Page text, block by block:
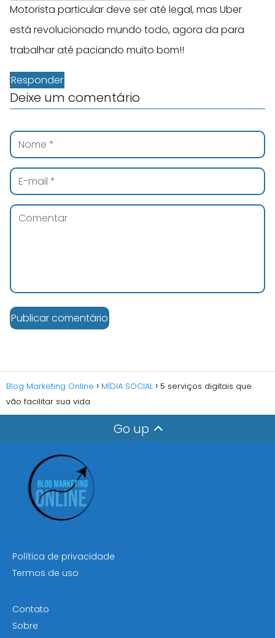
Motorista particular deve ser até legal, mas Uber
está revolucionado mundo todo, agora da para
trabalhar até paciando muito bom!!
Responder
Deixe um comentário
Blog Marketing Online MÍDIA SOCIAL
5 serviços digitais que
vão facilitar sua vida
Go up
Política de privacidade
Termos de uso
Contato
Sobre